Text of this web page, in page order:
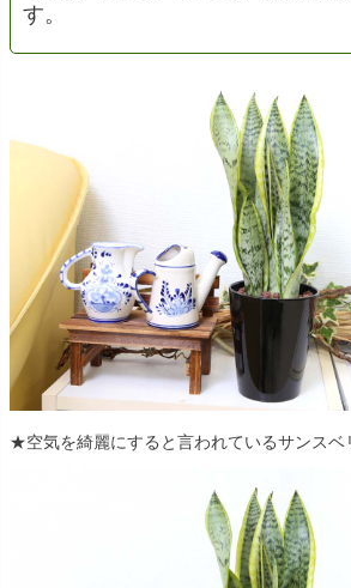
す。
★空気を綺麗にすると言われているサンスベ